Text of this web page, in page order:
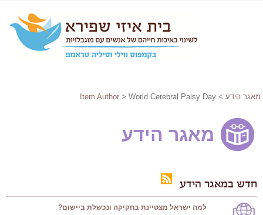
מאגר הידע >
Item Author > World Cerebral Palsy Day
מאגר הידע
חדש במאגר הידע
למה ישראל מצטיינת בחקיקה ונכשלת ביישום?